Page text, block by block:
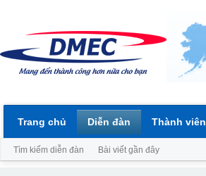
Trang chủ Diễn đàn
Tìm kiếm diễn đàn Bài viết gần đây
Thành viên